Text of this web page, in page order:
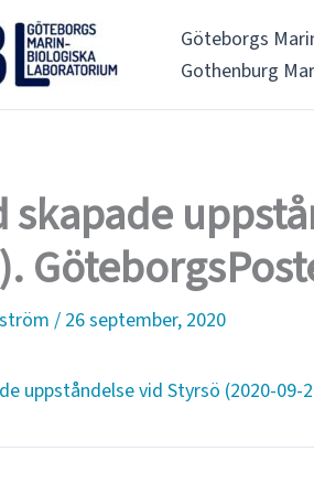
Göteborgs
Gothenburg
skapade
/ 26 september, 2020
uppståndelse vid Styrsö (2020-